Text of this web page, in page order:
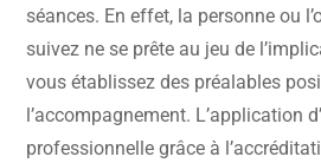
séances. En effet, la personne ou
suivez ne se prête au jeu de
vous établissez des préalables
l’accompagnement. L’application
professionnelle grâce à